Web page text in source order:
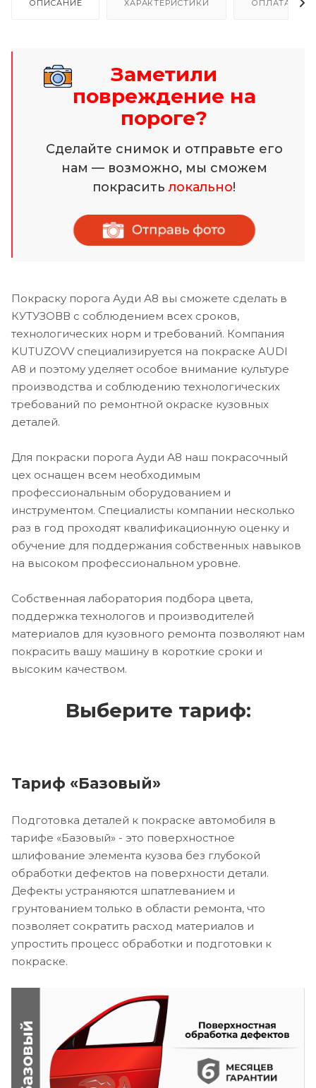
ОПИСАНИЕ ХАРАКТЕРИСТИКИ ОПЛАТА И
Заметили
повреждение на
пороге?
Сделайте снимок и отправьте его
нам — возможно, мы сможем
покраситьлокально!
Покраску порога Ауди А8 вы сможете сделать в
КУТУЗОВВ с соблюдением всех сроков,
технологических норм и требований. Компания
KUTUZOVV специализируется на покраске AUDI
A8 и поэтому уделяет особое внимание культуре
производства и соблюдению технологических
требований по ремонтной окраске кузовных
деталей.
Для покраски порога Ауди А8 наш покрасочный
цех оснащен всем необходимым
профессиональным оборудованием и
инструментом. Специалисты компании несколько
раз в год проходят квалификационную оценку и
обучение для поддержания собственных навыков
на высоком профессиональном уровне.
Собственная лаборатория подбора цвета,
поддержка технологов и производителей
материалов для кузовного ремонта позволяют нам
покрасить вашу машину в короткие сроки и
высоким качеством.
Выберите тариф:
Тариф «Базовый»
Подготовка деталей к покраске автомобиля в
тарифе «Базовый» - это поверхностное
шлифование элемента кузова без глубокой
обработки дефектов на поверхности детали.
Дефекты устраняются шпатлеванием и
грунтованием только в области ремонта, что
позволяет сократить расход материалов и
упростить процесс обработки и подготовки к
покраске.